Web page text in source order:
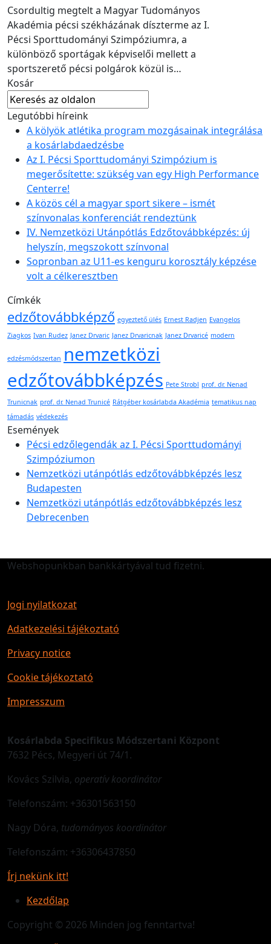
Csordultig megtelt a Magyar Tudományos
Akadémia pécsi székházának díszterme az I.
Pécsi Sporttudományi Szimpóziumra, a
különböző sportágak képviselői mellett a
sportszerető pécsi polgárok közül is…
Kosár
Legutóbbi híreink
A kölyök atlétika program mozgásainak integrálása
a kosárlabdaedzésbe
Az I. Pécsi Sporttudományi Szimpózium is
megerősítette: szükség van egy High Performance
Centerre!
A közös cél a magyar sport sikere – ismét
színvonalas konferenciát rendeztünk
IV. Nemzetközi Utánpótlás Edzőtovábbképzés: új
helyszín, megszokott színvonal
Sopronban az U11-es kenguru korosztály képzése
volt a célkeresztben
Címkék
edzőtovábbképző egyeztető ülés Ernest Radjen Evangelos
Ziagkos Ivan Rudez Janez Drvaric Janez Drvaricnak Janez Drvaricé modern
edzésmódszertan nemzetközi
edzőtovábbképzés Pete Strobl prof. dr. Nenad
Trunicnak prof. dr. Nenad Trunicé Rátgéber kosárlabda Akadémia tematikus nap
támadás védekezés
Események
Pécsi edzőlegendák az I. Pécsi Sporttudományi
Szimpóziumon
Nemzetközi utánpótlás edzőtovábbképzés lesz
Budapesten
Nemzetközi utánpótlás edzőtovábbképzés lesz
Debrecenben
Webshopunkban bankkártyával tud fizetni.
Jogi nyilatkozat
Adatkezelési tájékoztató
Privacy notice
Cookie tájékoztató
Impresszum
Kosárlabda Specifikus Módszertani Központ
7632 Pécs, Megyeri út 74/1.
Kovács Szilvia, operatív koordinátor
Telefonszám: +36301563150
Nagy Dóra, tudományos koordinátor
Telefonszám: +36306437850
Írj nekünk itt!
Kezdőlap
Copyright © 2026 Minden jog fenntartva!